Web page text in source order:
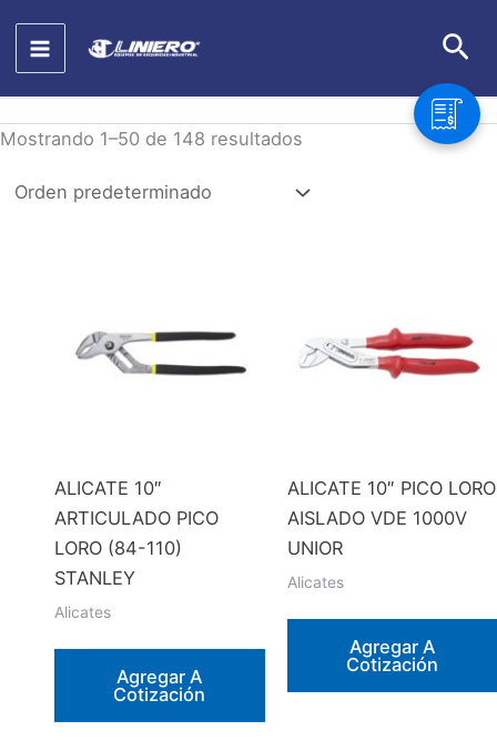
contenido
Mostrando 1–50 de 148 resultados
ALICATE 10″
ARTICULADO PICO
LORO (84-110)
STANLEY
Alicates
Agregar A
Cotización
ALICATE 10″ PICO LORO
AISLADO VDE 1000V
UNIOR
Alicates
Agregar A
Cotización